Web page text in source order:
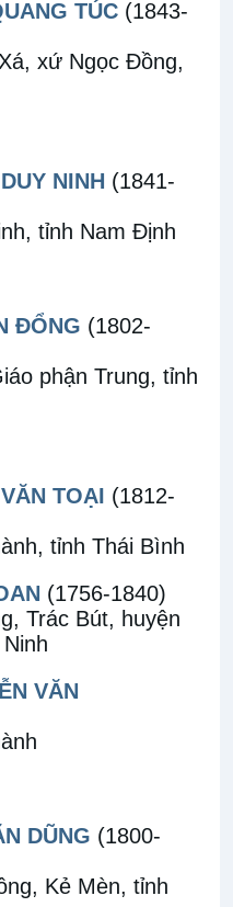
TÚC (1843-
xứ Ngọc Đồng,
NINH (1841-
tỉnh Nam Định
ĐỔNG (1802-
phận Trung, tỉnh
TOẠI (1812-
tỉnh Thái Bình
(1756-1840)
Trác Bút, huyện
VĂN
DŨNG (1800-
Kẻ Mèn, tỉnh